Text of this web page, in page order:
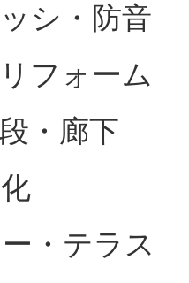
シ・防音
フォーム
・廊下
・テラス